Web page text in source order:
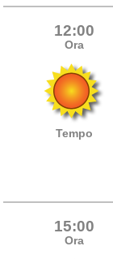
12:00
Ora
Tempo
15:00
Ora